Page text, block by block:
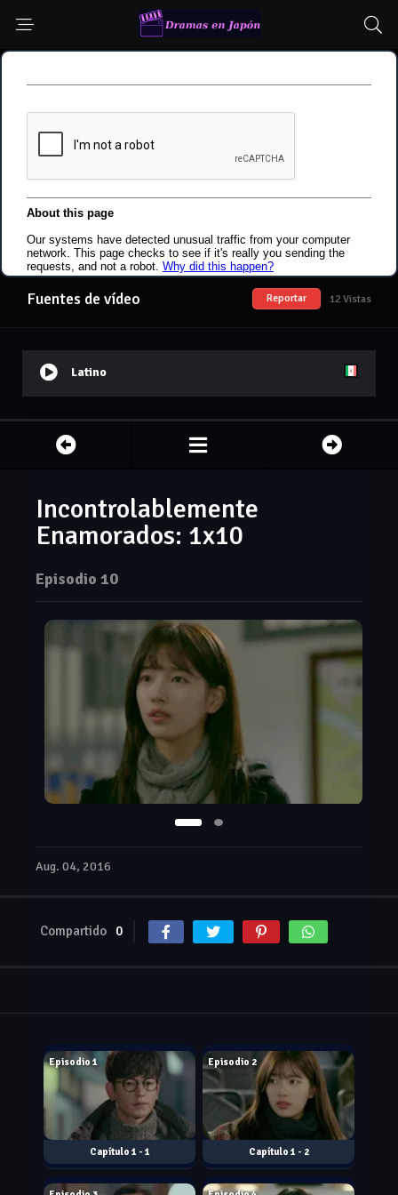
Fuentes de vídeo 12 Vistas
Reportar
Latino
Incontrolablemente
Enamorados: 1x10
Episodio 10
Aug. 04, 2016
Compartido 0
1 - 1
Episodio 1
1 - 2
Episodio 2
Jul. 13, 2016 Jul. 14, 2016